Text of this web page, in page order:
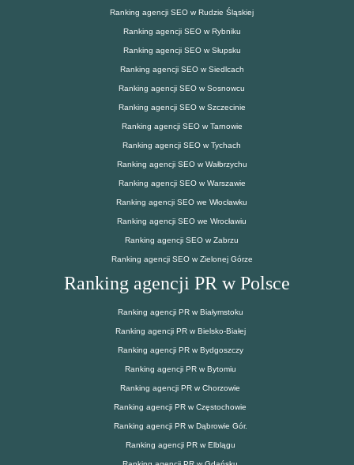
Ranking agencji SEO w Rudzie Śląskiej
Ranking agencji SEO w Rybniku
Ranking agencji SEO w Słupsku
Ranking agencji SEO w Siedlcach
Ranking agencji SEO w Sosnowcu
Ranking agencji SEO w Szczecinie
Ranking agencji SEO w Tarnowie
Ranking agencji SEO w Tychach
Ranking agencji SEO w Wałbrzychu
Ranking agencji SEO w Warszawie
Ranking agencji SEO we Włocławku
Ranking agencji SEO we Wrocławiu
Ranking agencji SEO w Zabrzu
Ranking agencji SEO w Zielonej Górze
Ranking agencji PR w Polsce
Ranking agencji PR w Białymstoku
Ranking agencji PR w Bielsko-Białej
Ranking agencji PR w Bydgoszczy
Ranking agencji PR w Bytomiu
Ranking agencji PR w Chorzowie
Ranking agencji PR w Częstochowie
Ranking agencji PR w Dąbrowie Gór.
Ranking agencji PR w Elblągu